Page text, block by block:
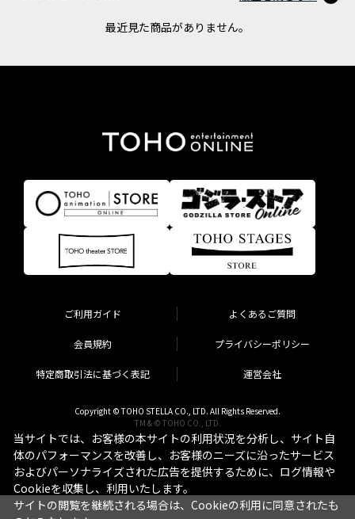
最近見た商品がありません。
ご利用ガイド よくあるご質問
会員規約 プライバシーポリシー
特定商取引法に基づく表記 運営会社
Copyright © TOHO STELLA CO., LTD. All Rights Reserved.
TM & © TOHO CO., LTD.
当サイトでは、お客様の本サイトの利用状況を分析し、サイト自
体のパフォーマンスを改善し、お客様のニーズに沿ったサービス
およびパーソナライズされた広告を提供するために、ログ情報や
Cookieを収集し、利用いたします。
サイトの閲覧を継続される場合は、Cookieの利用に同意されたも